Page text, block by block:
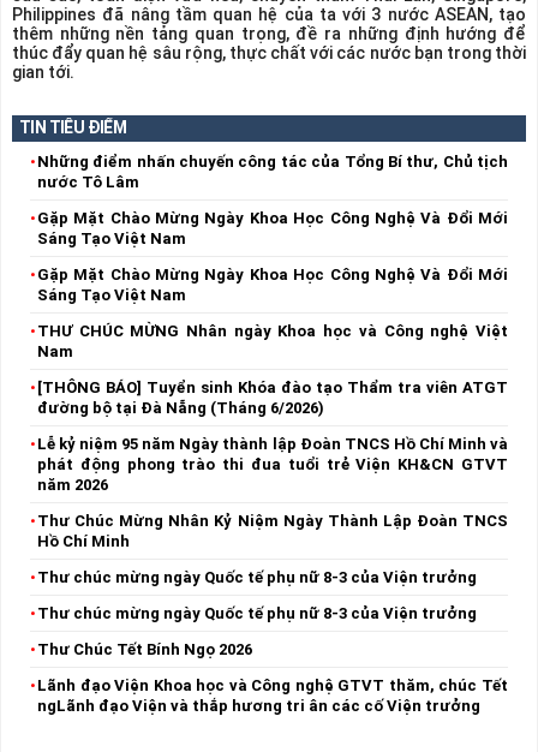
Philippines đã nâng tầm quan hệ của ta với 3 nước ASEAN, tạo
thêm những nền tảng quan trọng, đề ra những định hướng để
thúc đẩy quan hệ sâu rộng, thực chất với các nước bạn trong thời
gian tới.
TIN TIÊU ĐIỂM
Những điểm nhấn chuyến công tác của Tổng Bí thư, Chủ tịch
nước Tô Lâm
Gặp Mặt Chào Mừng Ngày Khoa Học Công Nghệ Và Đổi Mới
Sáng Tạo Việt Nam
Gặp Mặt Chào Mừng Ngày Khoa Học Công Nghệ Và Đổi Mới
Sáng Tạo Việt Nam
THƯ CHÚC MỪNG Nhân ngày Khoa học và Công nghệ Việt
Nam
[THÔNG BÁO] Tuyển sinh Khóa đào tạo Thẩm tra viên ATGT
đường bộ tại Đà Nẵng (Tháng 6/2026)
Lễ kỷ niệm 95 năm Ngày thành lập Đoàn TNCS Hồ Chí Minh và
phát động phong trào thi đua tuổi trẻ Viện KH&CN GTVT
năm 2026
Thư Chúc Mừng Nhân Kỷ Niệm Ngày Thành Lập Đoàn TNCS
Hồ Chí Minh
Thư chúc mừng ngày Quốc tế phụ nữ 8-3 của Viện trưởng
Thư chúc mừng ngày Quốc tế phụ nữ 8-3 của Viện trưởng
Thư Chúc Tết Bính Ngọ 2026
Lãnh đạo Viện Khoa học và Công nghệ GTVT thăm, chúc Tết
ngLãnh đạo Viện và thắp hương tri ân các cố Viện trưởng